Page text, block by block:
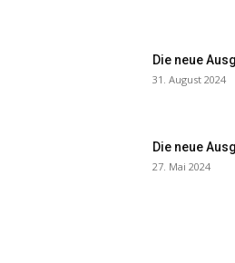
Die neue
31. August 2024
Die neue
27. Mai 2024